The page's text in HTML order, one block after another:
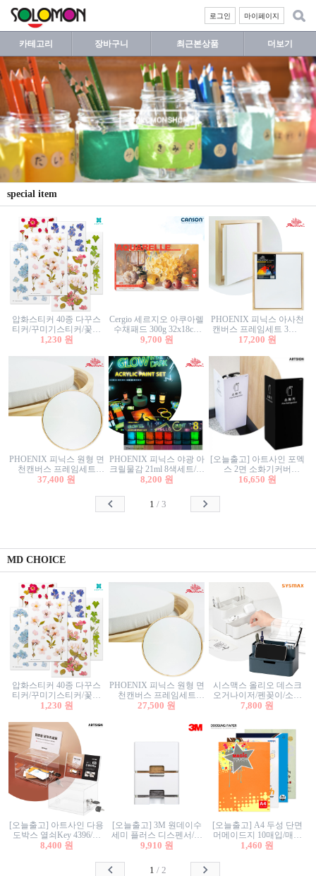
마이페이지
로그인
카테고리 장바구니 최근본상품 더보기
special item
압화스티커 40종 다꾸스
티커/꾸미기스티커/꽃스
티커/압화꽃책갈피/팬시
1,230 원
Cergio 세르지오 아쿠아렐
수채패드 300g 32x18cm
12매 1면제본
9,700 원
PHOENIX 피닉스 아사천
캔버스 프레임세트 3호F
27.3x22cm 캔버스와 올림
17,200 원
PHOENIX 피닉스 원형 면
천캔버스 프레임세트
40cm/원형캔버스/플로팅
37,400 원
PHOENIX 피닉스 야광 아
크릴물감 21ml 8색세트/야
광물감
8,200 원
[오늘출고] 아트사인 포멕
스 2면 소화기커버
1470/1471/소화기커버/소
함/소화기거치대/소화기
16,650 원
1 / 3
MD CHOICE
압화스티커 40종 다꾸스
티커/꾸미기스티커/꽃스
티커/압화꽃책갈피/팬시
1,230 원
PHOENIX 피닉스 원형 면
천캔버스 프레임세트
30cm/원형캔버스/플로팅
27,500 원
시스맥스 올리오 데스크
오거나이저/펜꽂이/소품
꽂이/소품함/정리함/수납
7,800 원
[오늘출고] 아트사인 다용
도박스 열쇠Key 4396/투
표함/건의함/모금함/응모
8,400 원
[오늘출고] 3M 원데이수
세미 플러스 디스펜서/소
프트수세미5매+강력수세
9,910 원
[오늘출고] A4 두성 단면
머메이드지 10매입/매직
터치/색지/색상지/색복사
칼라색지/고급복사지
1,460 원
1 / 2